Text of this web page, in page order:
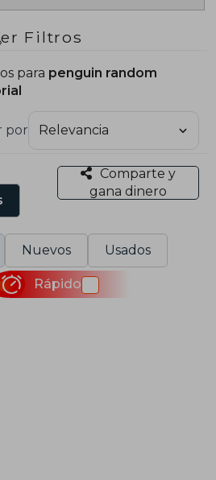
Filtros
para penguin random
por
Comparte y
gana dinero
Nuevos Usados
Rápido